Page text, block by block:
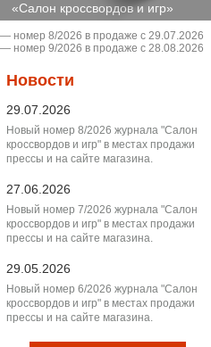
«Салон кроссвордов и игр»
― номер 8/2026 в продаже с 29.07.2026
― номер 9/2026 в продаже с 28.08.2026
Новости
29.07.2026
Новый номер 8/2026 журнала "Салон
кроссвордов и игр" в местах продажи
прессы и на сайте магазина.
27.06.2026
Новый номер 7/2026 журнала "Салон
кроссвордов и игр" в местах продажи
прессы и на сайте магазина.
29.05.2026
Новый номер 6/2026 журнала "Салон
кроссвордов и игр" в местах продажи
прессы и на сайте магазина.